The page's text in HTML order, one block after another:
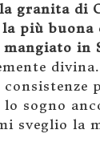
la granita di
più buona
mangiato in
consistenze
lo sogno
sveglio la